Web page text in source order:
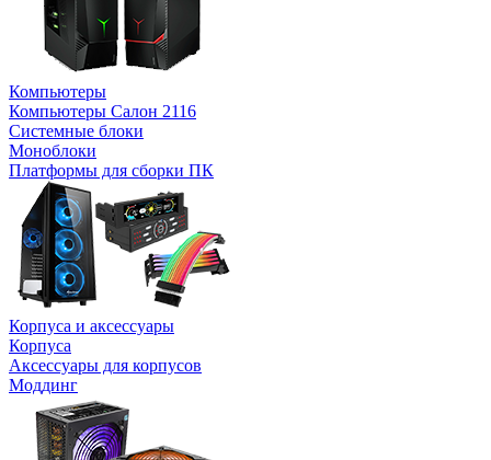
Компьютеры
Компьютеры Салон 2116
Системные блоки
Моноблоки
Платформы для сборки ПК
Корпуса и аксессуары
Корпуса
Аксессуары для корпусов
Моддинг